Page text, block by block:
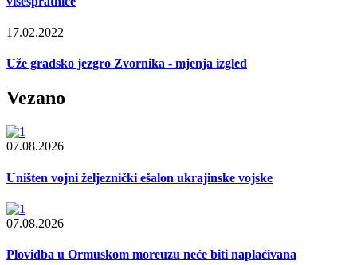
17.02.2022
Uže gradsko jezgro Zvornika - mjenja izgled
Vezano
07.08.2026
Uništen vojni željeznički ešalon ukrajinske vojske
07.08.2026
Plovidba u Ormuskom moreuzu neće biti naplaćivana